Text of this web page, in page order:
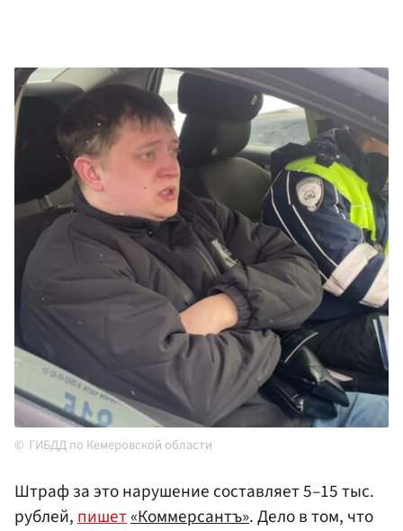
ГИБДД по Кемеровской области
Штраф за это нарушение составляет 5–15 тыс.
рублей,пишет«Коммерсантъ». Дело в том, что